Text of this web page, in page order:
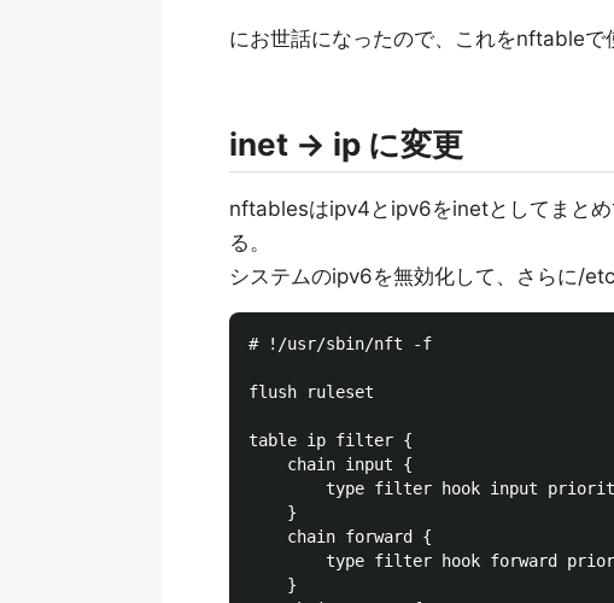
にお世話になったので、これをnftableで
inet -> ip に変更
nftablesはipv4とipv6をinetとしてまと
る。
システムのipv6を無効化して、さらに/
# !/usr/sbin/nft -f
flush ruleset
table ip filter {